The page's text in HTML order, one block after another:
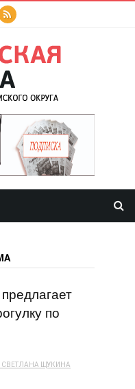
по
СВЕТЛАНА ЩУКИНА